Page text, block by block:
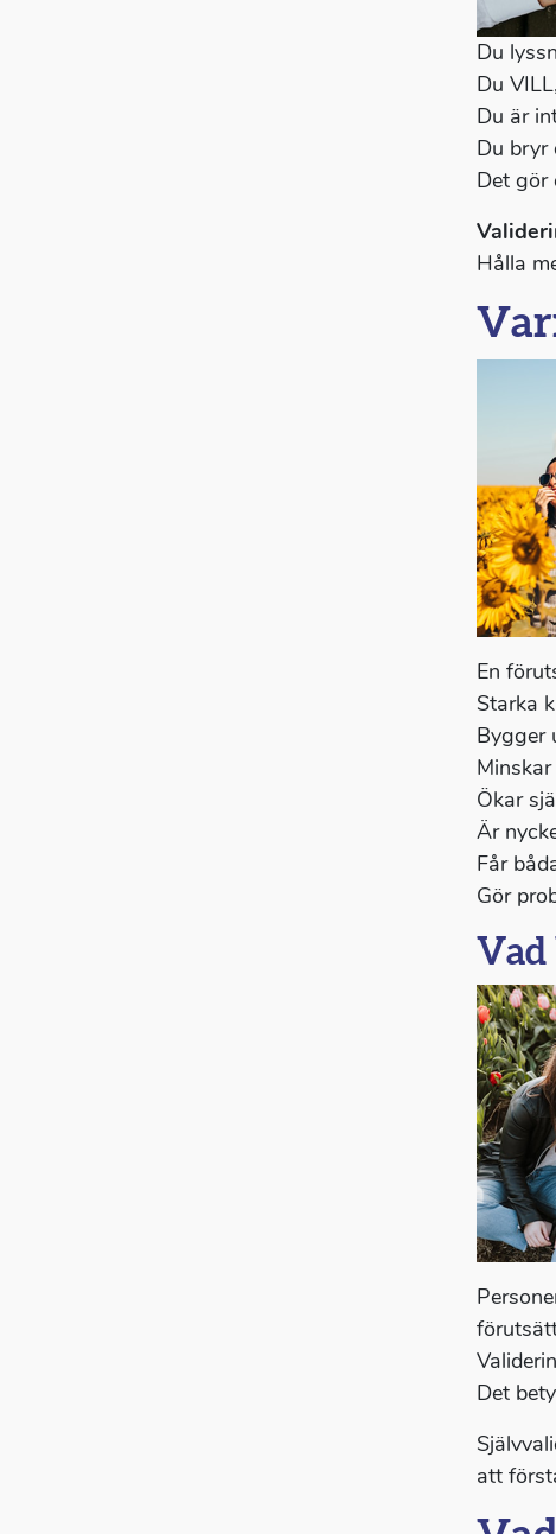
Du
Du
Du är
Du bryr
Det gör
Hålla
En
Starka
Bygger
Ökar
Är
Får
Gör
Det
att